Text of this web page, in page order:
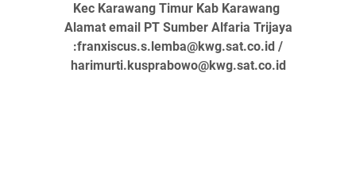
Kec Karawang Timur Kab Karawang
Alamat email PT Sumber Alfaria Trijaya
:franxiscus.s.lemba@kwg.sat.co.id /
harimurti.kusprabowo@kwg.sat.co.id